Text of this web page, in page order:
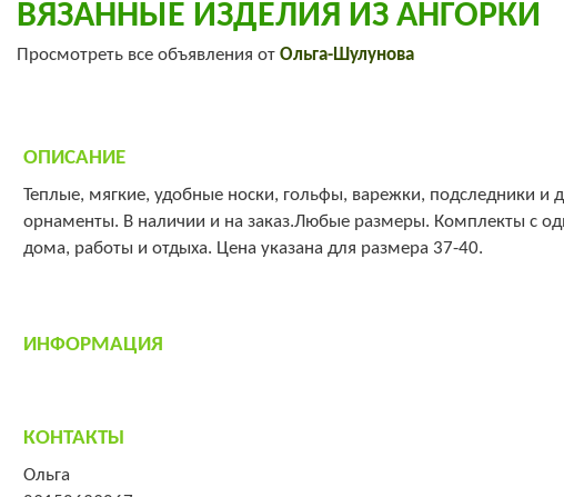
ВЯЗАННЫЕ ИЗДЕЛИЯ ИЗ АНГОРКИ
Просмотреть все объявления от Ольга-Шулунова
ОПИСАНИЕ
Теплые, мягкие, удобные носки, гольфы, варежки, подследники и
орнаменты. В наличии и на заказ.Любые размеры. Комплекты с
дома, работы и отдыха. Цена указана для размера 37-40.
ИНФОРМАЦИЯ
КОНТАКТЫ
Ольга